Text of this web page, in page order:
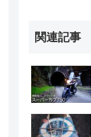
関連記事